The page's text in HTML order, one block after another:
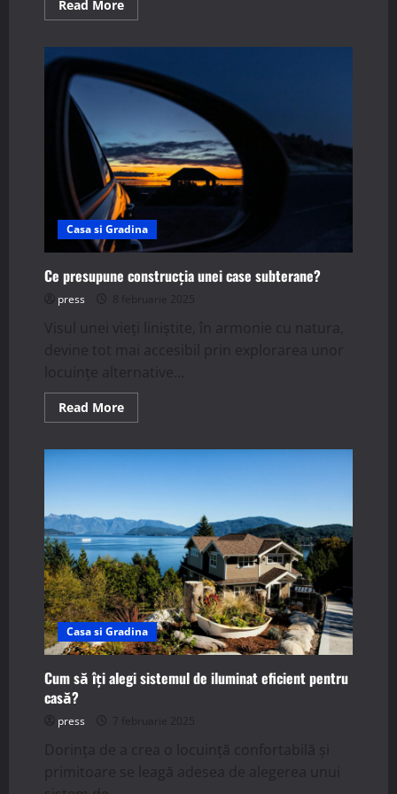
Read MoreRead
more
corect
culorile
pentru
interiorul
Casa si Gradina
Ce presupune construcția unei case subterane?
press 8 februarie 2025
Visul unei vieți liniștite, în armonie cu natura,
devine tot mai accesibil prin explorarea unor
locuințe alternative...
Read MoreRead
more
presupune
subterane?
Casa si Gradina
Cum să îți alegi sistemul de iluminat eficient pentru
casă?
press 7 februarie 2025
Dorința de a crea o locuință confortabilă și
primitoare se leagă adesea de alegerea unui